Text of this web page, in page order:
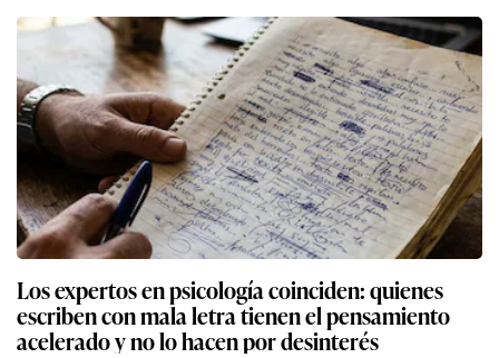
Los expertos en psicología coinciden: quienes
escriben con mala letra tienen el pensamiento
acelerado y no lo hacen por desinterés